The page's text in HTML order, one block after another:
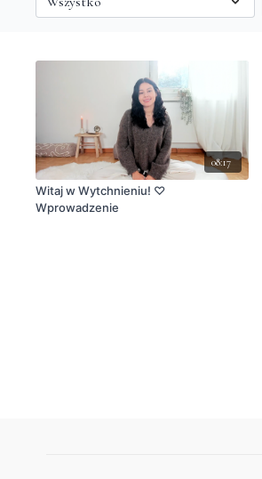
08:17
Witaj w Wytchnieniu! ♡
Wprowadzenie